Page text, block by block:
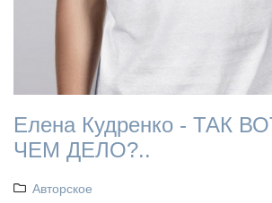
Елена Кудренко - ТАК
ЧЕМ ДЕЛО?..
Авторское